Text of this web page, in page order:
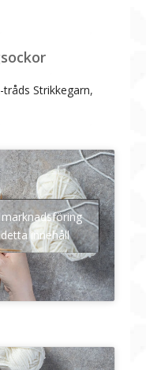
tråds Strikkegarn,
innehåll